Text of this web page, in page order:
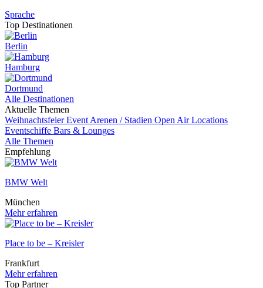
Sprache
Top Destinationen
Berlin
Hamburg
Dortmund
Alle Destinationen
Aktuelle Themen
WeihnachtsfeierEvent Arenen / Stadien Open Air Locations
Eventschiffe Bars & Lounges
Alle Themen
Empfehlung
BMW Welt
München
Mehr erfahren
Place to be – Kreisler
Frankfurt
Mehr erfahren
Top Partner